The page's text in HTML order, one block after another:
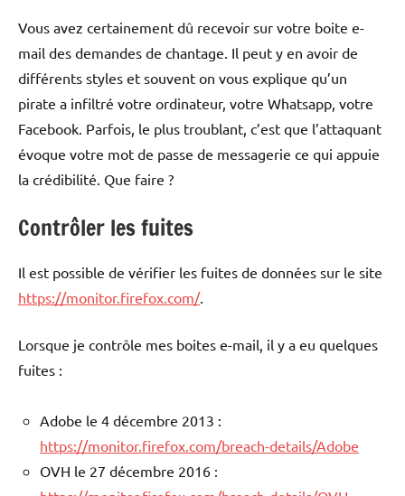
Vous avez certainement dû recevoir sur votre boite e-
mail des demandes de chantage. Il peut y en avoir de
différents styles et souvent on vous explique qu’un
pirate a infiltré votre ordinateur, votre Whatsapp, votre
Facebook. Parfois, le plus troublant, c’est que l’attaquant
évoque votre mot de passe de messagerie ce qui appuie
la crédibilité. Que faire ?
Contrôler les fuites
Il est possible de vérifier les fuites de données sur le site
https://monitor.firefox.com/.
Lorsque je contrôle mes boites e-mail, il y a eu quelques
fuites :
Adobe le 4 décembre 2013 :
https://monitor.firefox.com/breach-details/Adobe
OVH le 27 décembre 2016 :